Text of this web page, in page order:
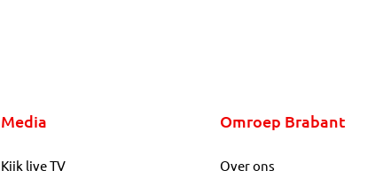
Media
Kijk live TV
Omroep Brabant
Over ons